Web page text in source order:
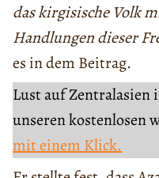
das kirgisische Volk
Handlungen dieser
es in dem Beitrag.
Lust auf Zentralasien
unseren kostenlosen
mit einem Klick.